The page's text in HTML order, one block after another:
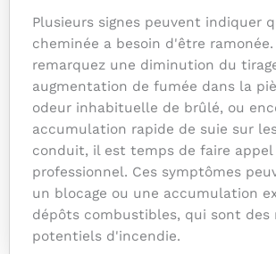
Plusieurs signes peuvent indiquer
cheminée a besoin d'être ramonée.
remarquez une diminution du
augmentation de fumée dans la
odeur inhabituelle de brûlé, ou
accumulation rapide de suie sur
conduit, il est temps de faire appel
professionnel. Ces symptômes
un blocage ou une accumulation
dépôts combustibles, qui sont des
potentiels d'incendie.